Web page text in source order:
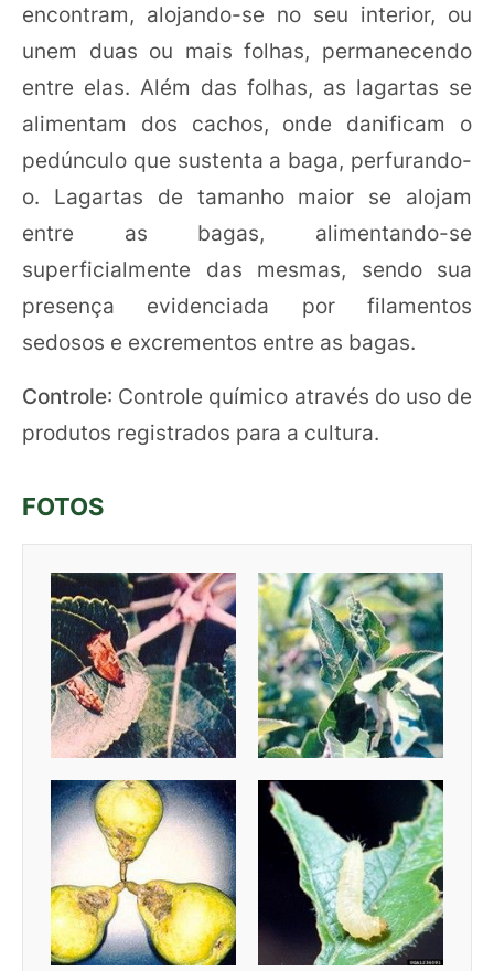
encontram, alojando-se no seu interior, ou
unem duas ou mais folhas, permanecendo
entre elas. Além das folhas, as lagartas se
alimentam dos cachos, onde danificam o
pedúnculo que sustenta a baga, perfurando-
o. Lagartas de tamanho maior se alojam
entre as bagas, alimentando-se
superficialmente das mesmas, sendo sua
presença evidenciada por filamentos
sedosos e excrementos entre as bagas.
Controle: Controle químico através do uso de
produtos registrados para a cultura.
FOTOS